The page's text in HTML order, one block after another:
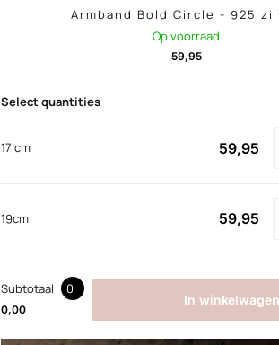
Armband Bold Circle - 925
Op voorraad
59,95
Select quantities
17 cm 59,95
19cm 59,95
Subtotaal 0
0,00
In winkelwagen